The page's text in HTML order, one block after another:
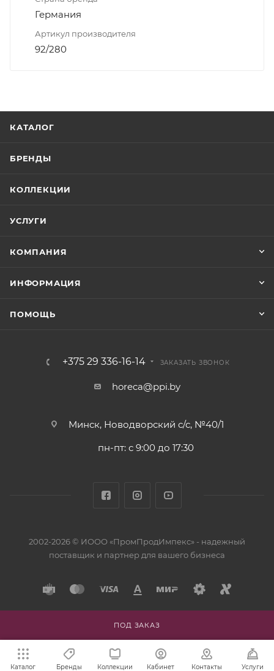
ПОД ЗАКАЗ
Германия
Артикул производителя
92/280
КАТАЛОГ
БРЕНДЫ
КОЛЛЕКЦИИ
УСЛУГИ
КОМПАНИЯ
ИНФОРМАЦИЯ
ПОМОЩЬ
+375 29 336-16-14 ЗАКАЗАТЬ ЗВОНОК
horeca@ppi.by
Минск, Новодворский с/с, №40/1
пн-пт: с 9:00 до 17:30
2002-2026 © ИООО «ПромПродИмпекс» - надежный
поставщик и партнер для вашего бизнеса
Каталог Бренды Коллекции Кабинет Контакты Услуги